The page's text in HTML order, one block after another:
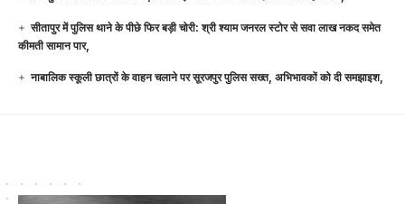
सीतापुर में पुलिस थाने के पीछे फिर बड़ी चोरी: श्री श्याम जनरल स्टोर से सवा लाख नकद समेत
कीमती सामान पार,
नाबालिक स्कूली छात्रों के वाहन चलाने पर सूरजपुर पुलिस सख्त, अभिभावकों को दी समझाइश,